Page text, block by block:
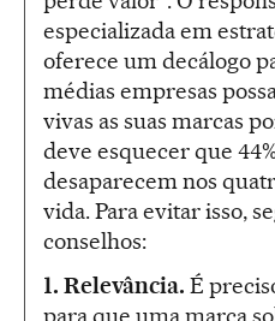
especializada em
oferece um decálogo
médias empresas
vivas as suas marcas
deve esquecer que
desaparecem nos
vida. Para evitar isso,
conselhos:
1. Relevância. É
para que uma marca